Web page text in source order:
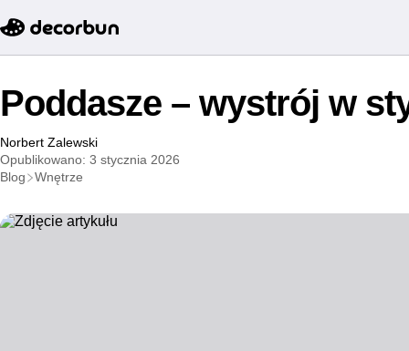
Poddasze – wystrój w
Norbert Zalewski
Opublikowano: 3 stycznia 2026
Blog
Wnętrze